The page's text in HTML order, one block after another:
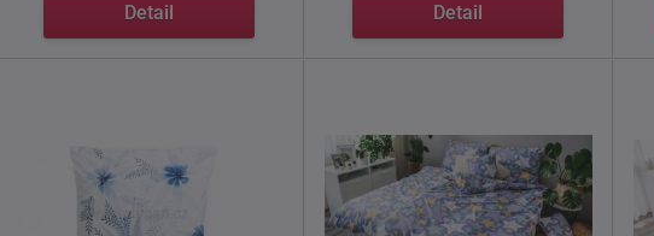
Detail Detail